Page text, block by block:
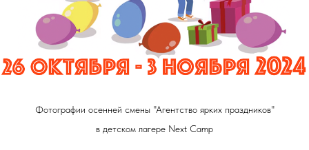
Фотографии осенней смены "Агентство ярких праздников"
в детском лагере Next Camp